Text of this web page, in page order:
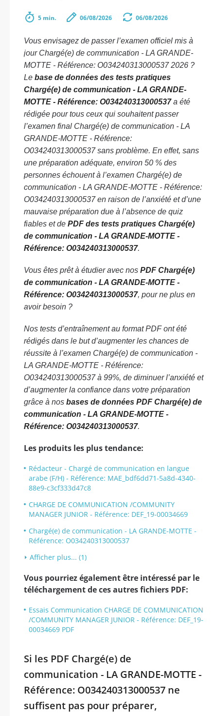
5 min. 06/08/2026 06/08/2026
Vous envisagez de passer l’examen officiel mis à
jour Chargé(e) de communication - LA GRANDE-
MOTTE - Référence: O034240313000537 2026 ?
Le base de données des tests pratiques
Chargé(e) de communication - LA GRANDE-
MOTTE - Référence: O034240313000537a été
rédigée pour tous ceux qui souhaitent passer
l’examen final Chargé(e) de communication - LA
GRANDE-MOTTE - Référence:
O034240313000537 sans problème. En effet, sans
une préparation adéquate, environ 50 % des
personnes échouent à l’examen Chargé(e) de
communication - LA GRANDE-MOTTE - Référence:
O034240313000537 en raison de l’anxiété et d’une
mauvaise préparation due à l’absence de quiz
fiables et de PDF des tests pratiques Chargé(e)
de communication - LA GRANDE-MOTTE -
Référence: O034240313000537.
Vous êtes prêt à étudier avec nos PDF Chargé(e)
de communication - LA GRANDE-MOTTE -
Référence: O034240313000537, pour ne plus en
avoir besoin ?
Nos tests d’entraînement au format PDF ont été
rédigés dans le but d’augmenter les chances de
réussite à l’examen Chargé(e) de communication -
LA GRANDE-MOTTE - Référence:
O034240313000537 à 99%, de diminuer l’anxiété et
d’augmenter la confiance dans votre préparation
grâce à nos bases de données PDF Chargé(e) de
communication - LA GRANDE-MOTTE -
Référence: O034240313000537.
Les produits les plus tendance:
Rédacteur - Chargé de communication en langue
arabe (F/H) - Référence: MAE_bdf6dd71-5a8d-4340-
88e9-c3cf333d47c8
CHARGE DE COMMUNICATION /COMMUNITY
MANAGER JUNIOR - Référence: DEF_19-00034669
Chargé(e) de communication - LA GRANDE-MOTTE -
Référence: O034240313000537
Afficher plus... (1)
Vous pourriez également être intéressé par le
téléchargement de ces autres fichiers PDF:
Essais Communication CHARGE DE COMMUNICATION
/COMMUNITY MANAGER JUNIOR - Référence: DEF_19-
00034669 PDF
Si les PDF Chargé(e) de
communication - LA GRANDE-MOTTE -
Référence: O034240313000537 ne
suffisent pas pour préparer,